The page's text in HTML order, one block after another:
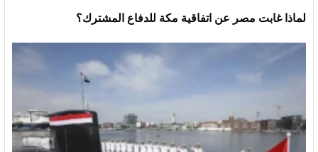
لماذا غابت مصر عن اتفاقية مكة للدفاع المشترك؟